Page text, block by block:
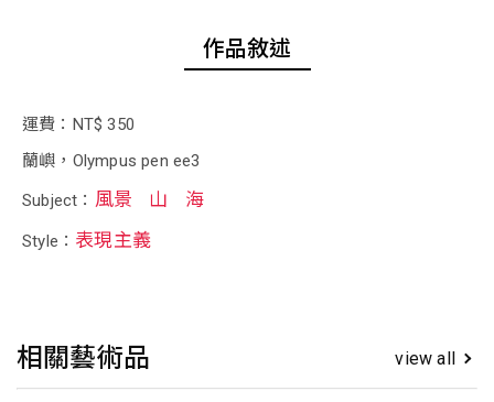
作品敘述
運費：NT$ 350
蘭嶼，Olympus pen ee3
Subject： 風景 山 海
Style： 表現主義
相關藝術品 view all